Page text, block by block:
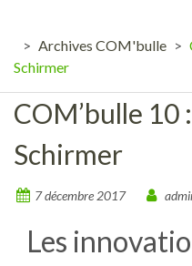
> Archives COM'bulle >
Schirmer
COM’bulle 10
Schirmer
7 décembre 2017
Les